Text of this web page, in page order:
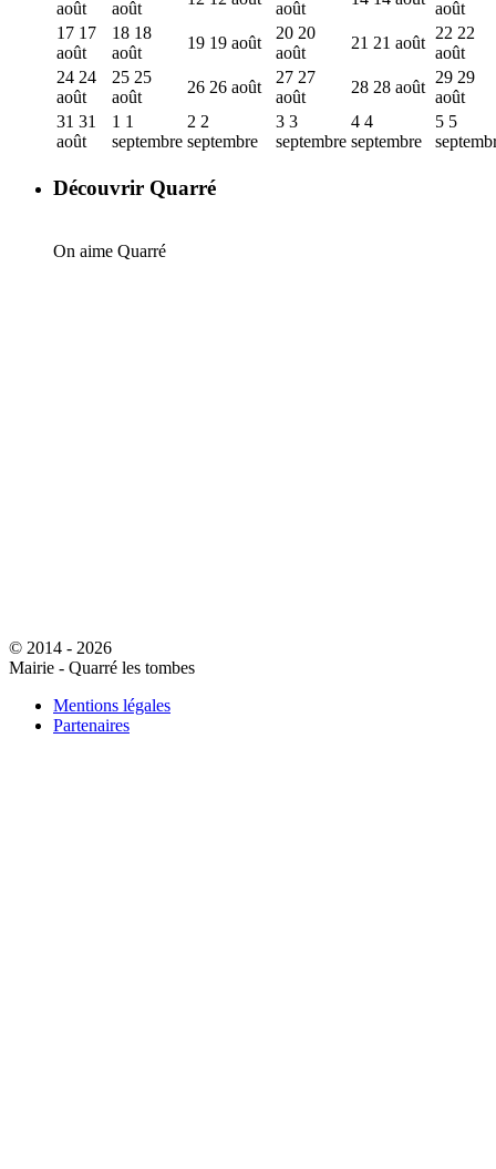
août
août
août
août
17 17
août
18 18
août
19 19 août
20 20
août
21 21 août
22 22
août
24 24
août
25 25
août
26 26 août
27 27
août
28 28 août
29 29
août
31 31
août
1 1
septembre
2 2
septembre
3 3
septembre
4 4
septembre
5 5
Découvrir Quarré
On aime Quarré
© 2014 - 2026
Mairie - Quarré les tombes
Mentions légales
Partenaires